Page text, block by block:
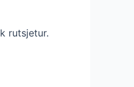
rutsjetur.